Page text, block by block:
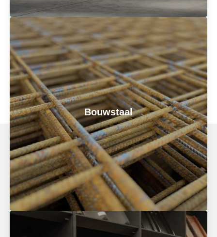
Isolatie
Een goed geïsoleerd gebouw begint met de juiste
isolatiematerialen. Van glaswol tot EPS-platen: wij
hebben isolatie voor elke vloer, wand en gevel.
Benieuwd naar alle mogelijkheden? Wij helpen je
graag.
Bel voor meer informatie
Bouwstaal